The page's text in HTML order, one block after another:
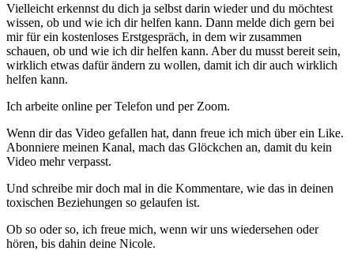
Vielleicht erkennst du dich ja selbst darin wieder und du möchtest
wissen, ob und wie ich dir helfen kann. Dann melde dich gern bei
mir für ein kostenloses Erstgespräch, in dem wir zusammen
schauen, ob und wie ich dir helfen kann. Aber du musst bereit sein,
wirklich etwas dafür ändern zu wollen, damit ich dir auch wirklich
helfen kann.
Ich arbeite online per Telefon und per Zoom.
Wenn dir das Video gefallen hat, dann freue ich mich über ein Like.
Abonniere meinen Kanal, mach das Glöckchen an, damit du kein
Video mehr verpasst.
Und schreibe mir doch mal in die Kommentare, wie das in deinen
toxischen Beziehungen so gelaufen ist.
Ob so oder so, ich freue mich, wenn wir uns wiedersehen oder
hören, bis dahin deine Nicole.